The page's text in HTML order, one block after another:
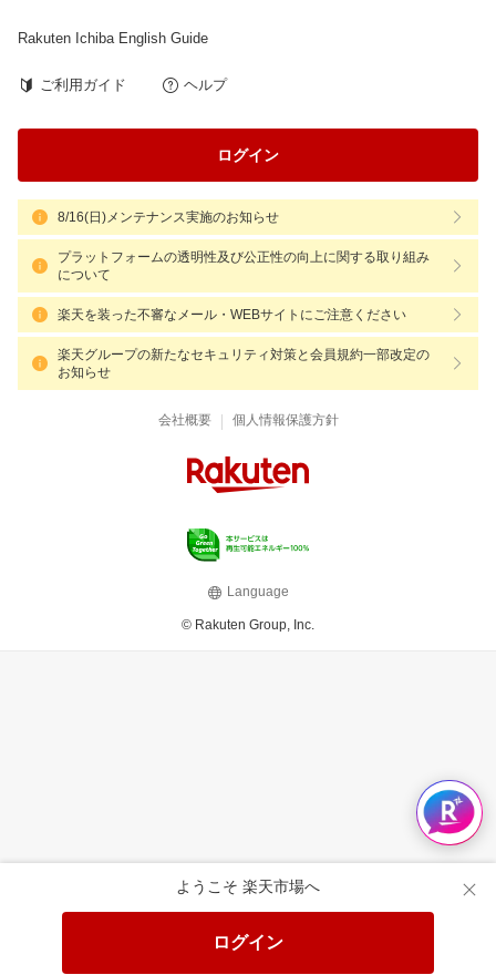
ようこそ 楽天市場へ
ログイン
Rakuten Ichiba English Guide
ご利用ガイド ヘルプ
ログイン
8/16(日)メンテナンス実施のお知らせ
プラットフォームの透明性及び公正性の向上に関する取り組み
について
楽天を装った不審なメール・WEBサイトにご注意ください
楽天グループの新たなセキュリティ対策と会員規約一部改定の
お知らせ
会社概要 | 個人情報保護方針
Language
© Rakuten Group, Inc.